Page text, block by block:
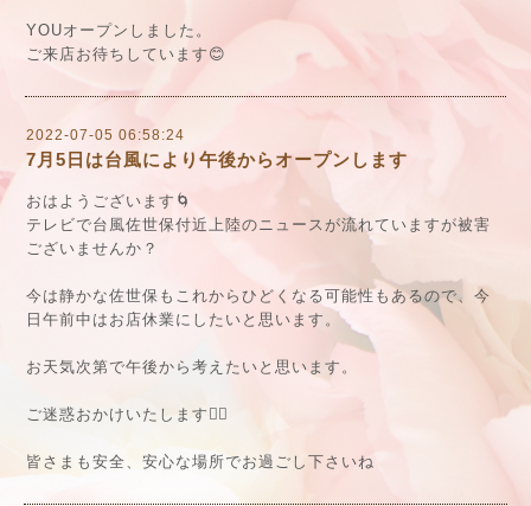
YOUオープンしました。
ご来店お待ちしています😊
2022-07-05 06:58:24
7月5日は台風により午後からオープンします
おはようございます🌀
テレビで台風佐世保付近上陸のニュースが流れていますが被害
ございませんか？
今は静かな佐世保もこれからひどくなる可能性もあるので、今
日午前中はお店休業にしたいと思います。
お天気次第で午後から考えたいと思います。
ご迷惑おかけいたします🙇‍♀️
皆さまも安全、安心な場所でお過ごし下さいね